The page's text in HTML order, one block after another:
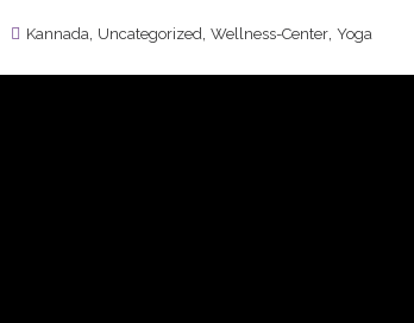
Kannada Uncategorized Wellness-Center Yoga